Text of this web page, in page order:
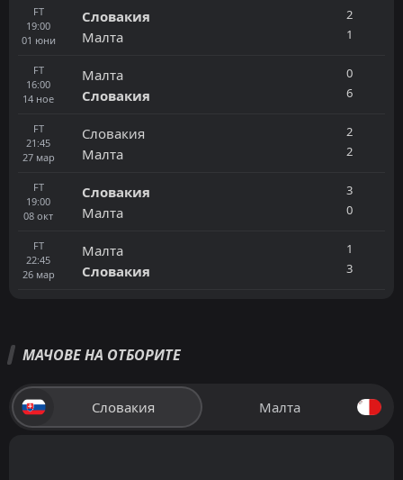
FT
19:00
01 юни
Словакия
Малта
2
1
FT
16:00
14 ное
Малта
Словакия
0
6
FT
21:45
27 мар
Словакия
Малта
2
2
FT
19:00
08 окт
Словакия
Малта
3
0
FT
22:45
26 мар
Малта
Словакия
1
3
МАЧОВЕ НА ОТБОРИТЕ
Словакия Малта